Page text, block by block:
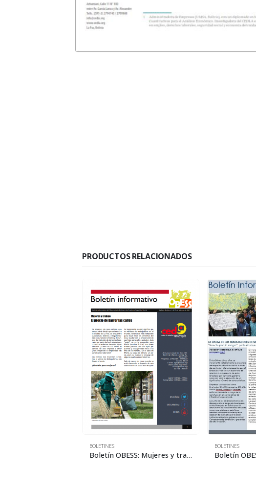
PRODUCTOS RELACIONADOS
BOLETINES
Boletín OBESS: Mujeres y trabajo: El precio de barrer las calles
BOLETINES